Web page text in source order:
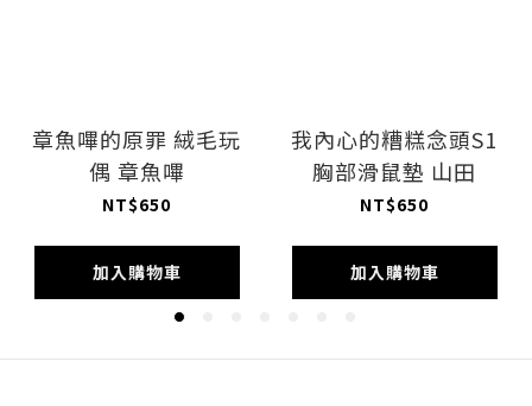
章魚嗶的原罪 絨毛玩
偶 章魚嗶
NT$650
加入購物車
我內心的糟糕念頭S1
胸部滑鼠墊 山田
NT$650
加入購物車